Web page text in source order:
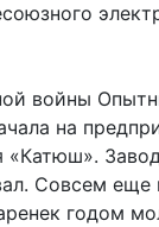
войны
на
Совсем
годом